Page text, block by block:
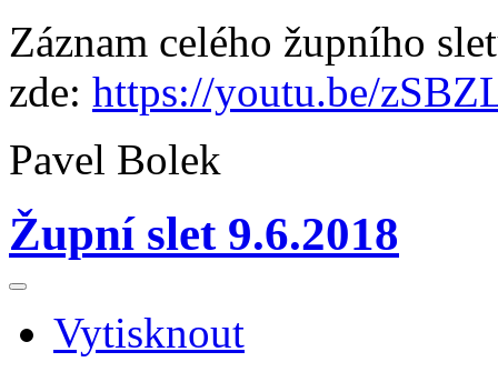
Záznam celého župního
zde: https://youtu.be/
Pavel Bolek
Župní slet 9.6.2018
Vytisknout